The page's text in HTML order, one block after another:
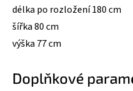
délka po rozložení 180 cm
šířka 80 cm
výška 77 cm
Doplňkové